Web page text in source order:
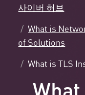
사이버 허브
What is
of Solutions
What is TLS